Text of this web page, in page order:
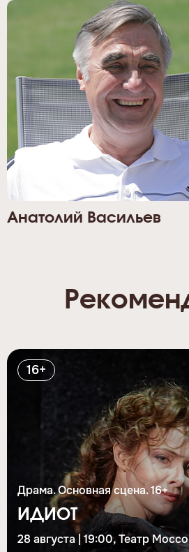
Анатолий Васильев
16+
Драма. Основная сцена. 16+
ИДИОТ
28 августа | 19:00, Театр